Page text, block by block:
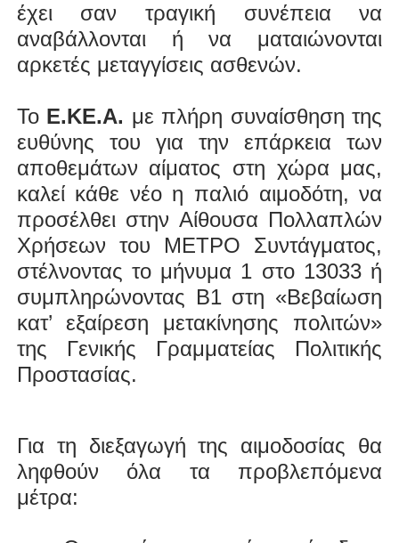
έχει σαν τραγική συνέπεια να
αναβάλλονται ή να ματαιώνονται
αρκετές μεταγγίσεις ασθενών.
Το Ε.ΚΕ.Α. με πλήρη συναίσθηση της
ευθύνης του για την επάρκεια των
αποθεμάτων αίματος στη χώρα μας,
καλεί κάθε νέο η παλιό αιμοδότη, να
προσέλθει στην Αίθουσα Πολλαπλών
Χρήσεων του ΜΕΤΡΟ Συντάγματος,
στέλνοντας το μήνυμα 1 στο 13033 ή
συμπληρώνοντας Β1 στη «Βεβαίωση
κατ’ εξαίρεση μετακίνησης πολιτών»
της Γενικής Γραμματείας Πολιτικής
Προστασίας.
Για τη διεξαγωγή της αιμοδοσίας θα
ληφθούν όλα τα προβλεπόμενα
μέτρα: